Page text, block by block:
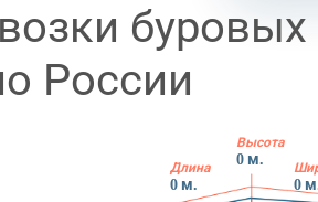
России
0
Высота
0 м.
Длина
0 м.